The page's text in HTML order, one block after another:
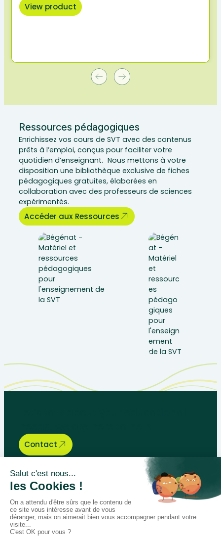
View product
Ressources pédagogiques
Enrichissez vos cours de SVT avec des contenus
prêts à l’emploi, conçus pour faciliter votre
quotidien d’enseignant. Nous mettons à votre
disposition une bibliothèque exclusive de fiches
pédagogiques gratuites, élaborées en
collaboration avec des professeurs de sciences
expérimentés.
Accéder aux Ressources
Contact
Bégénat
Level of education
News
Return policy
100% secure payment